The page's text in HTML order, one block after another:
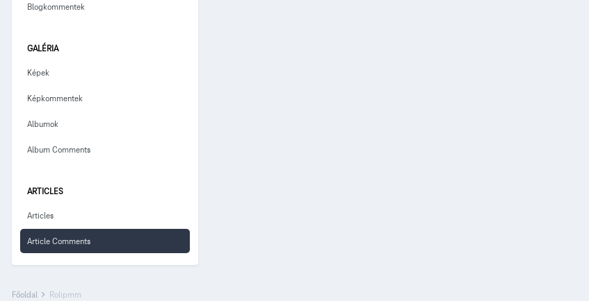
Blogkommentek
GALÉRIA
Képek
Képkommentek
Albumok
Album Comments
ARTICLES
Articles
Article Comments
Főoldal Rolipmm